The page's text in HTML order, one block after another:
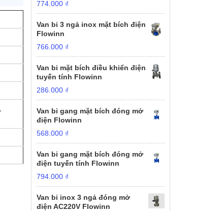
774.000 ₫
Van bi 3 ngả inox mặt bích điện
Flowinn
766.000 ₫
Van bi mặt bích điều khiển điện
tuyến tính Flowinn
286.000 ₫
Van bi gang mặt bích đóng mở
điện Flowinn
568.000 ₫
Van bi gang mặt bích đóng mở
điện tuyến tính Flowinn
794.000 ₫
Van bi inox 3 ngả đóng mở
điện AC220V Flowinn